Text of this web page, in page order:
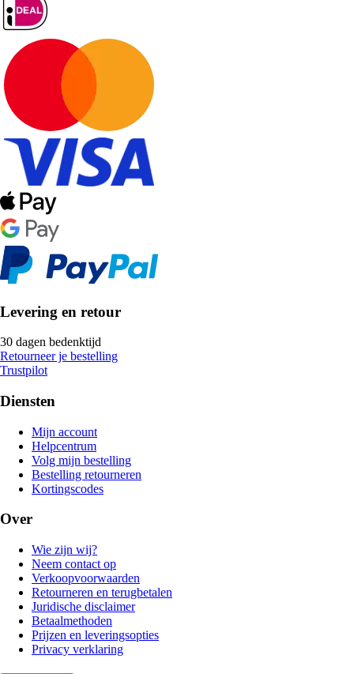
Levering en retour
30 dagen bedenktijd
Retourneer je bestelling
Trustpilot
Diensten
Mijn account
Helpcentrum
Volg mijn bestelling
Bestelling retourneren
Kortingscodes
Over
Wie zijn wij?
Neem contact op
Verkoopvoorwaarden
Retourneren en terugbetalen
Juridische disclaimer
Betaalmethoden
Prijzen en leveringsopties
Privacy verklaring